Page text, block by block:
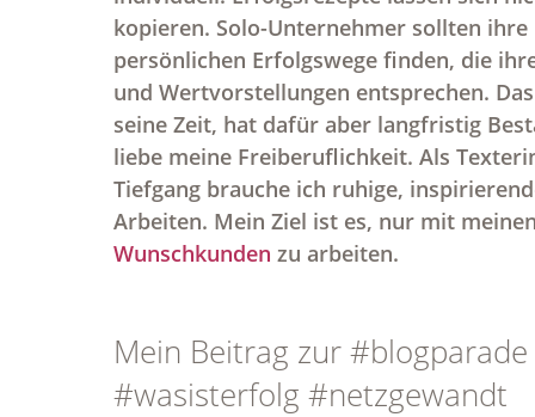
kopieren. Solo-Unternehmer sollten ihre
persönlichen Erfolgswege finden, die
und Wertvorstellungen entsprechen.
seine Zeit, hat dafür aber langfristig
liebe meine Freiberuflichkeit. Als
Tiefgang brauche ich ruhige,
Arbeiten. Mein Ziel ist es, nur mit
Wunschkunden zu arbeiten.
Mein Beitrag zur #blogparade
#wasisterfolg #netzgewandt